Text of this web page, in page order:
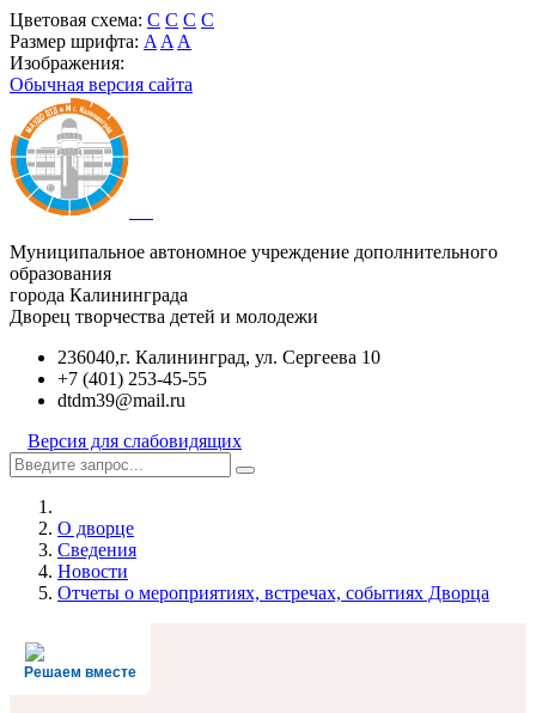
Цветовая схема: C C C C
Размер шрифта: A A A
Изображения:
Обычная версия сайта
Муниципальное автономное учреждение дополнительного
образования
города Калининграда
Дворец творчества детей и молодежи
236040,г. Калининград, ул. Сергеева 10
+7 (401) 253-45-55
dtdm39@mail.ru
Версия для слабовидящих
О дворце
Сведения
Новости
Отчеты о мероприятиях, встречах, событиях Дворца
Решаем вместе